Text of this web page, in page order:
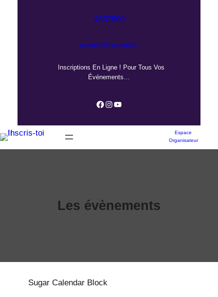
4567890
contact@inscristoi.fr
Inscriptions En Ligne ! Pour Tous Vos
Événements…
Facebook Instagram YouTube
Espace
Organisateur
Les évènements
Sugar Calendar Block